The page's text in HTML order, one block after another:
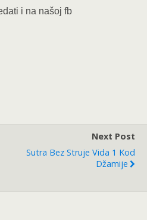
i na našoj fb
Next Post
Sutra Bez Struje Vida 1 Kod
Džamije